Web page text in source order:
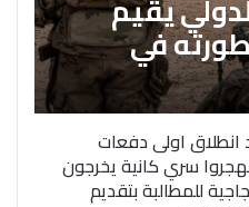
في
اولى دفعات
سري كانية يخرجون
للمطالبة بتقديم